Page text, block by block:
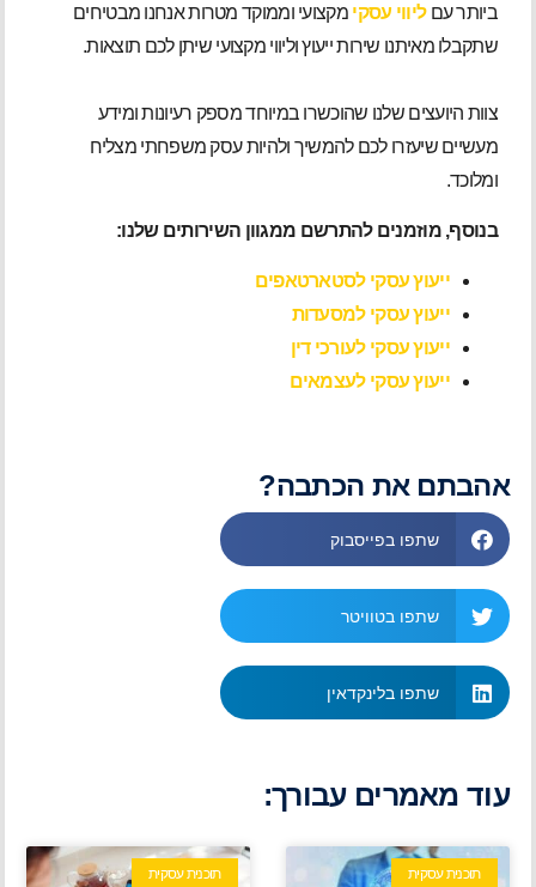
ביותר עםליווי עסקי מקצועי וממוקד מטרות אנחנו מבטיחים
שתקבלו מאיתנו שירות ייעוץ וליווי מקצועי שיתן לכם תוצאות.
צוות היועצים שלנו שהוכשרו במיוחד מספק רעיונות ומידע
מעשיים שיעזרו לכם להמשיך ולהיות עסק משפחתי מצליח
ומלוכד.
בנוסף, מוזמנים להתרשם ממגוון השירותים שלנו:
ייעוץ עסקי לסטארטאפים
ייעוץ עסקי למסעדות
ייעוץ עסקי לעורכי דין
ייעוץ עסקי לעצמאים
אהבתם את הכתבה?
שתפו בפייסבוק
שתפו בטוויטר
שתפו בלינקדאין
עוד מאמרים עבורך:
תוכנית עסקית תוכנית עסקית